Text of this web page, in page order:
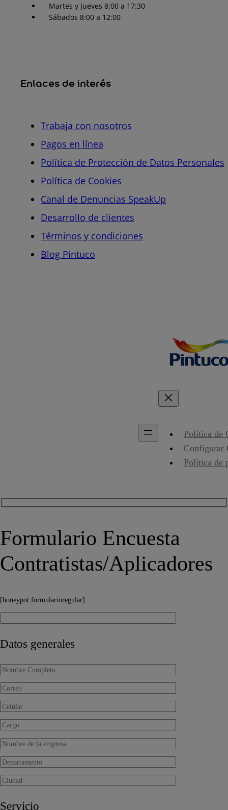
Martes y Jueves 8:00 a 17:30
Sábados 8:00 a 12:00
Enlaces de interés
Trabaja con nosotros
Pagos en línea
Política de Protección de Datos Personales
Política de Cookies
Canal de Denuncias SpeakUp
Desarrollo de clientes
Términos y condiciones
Blog Pintuco
Política de
Configurar
Política de
Formulario Encuesta
Contratistas/Aplicadores
[honeypot formularioregular]
Datos generales
Servicio